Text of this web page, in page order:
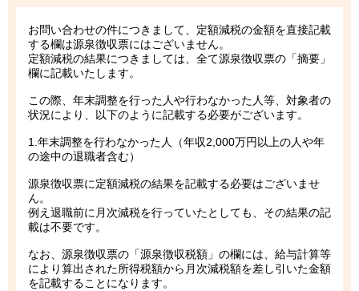
お問い合わせの件につきまして、定額減税の金額を直接記載
する欄は源泉徴収票にはございません。
定額減税の結果につきましては、全て源泉徴収票の「摘要」
欄に記載いたします。
この際、年末調整を行った人や行わなかった人等、対象者の
状況により、以下のように記載する必要がございます。
1.年末調整を行わなかった人（年収2,000万円以上の人や年
の途中の退職者含む）
源泉徴収票に定額減税の結果を記載する必要はございませ
ん。
例え退職前に月次減税を行っていたとしても、その結果の記
載は不要です。
なお、源泉徴収票の「源泉徴収税額」の欄には、給与計算等
により算出された所得税額から月次減税額を差し引いた金額
を記載することになります。